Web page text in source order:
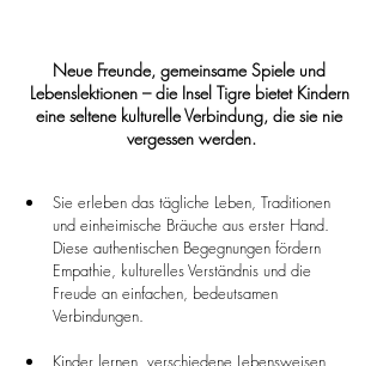
Neue Freunde, gemeinsame Spiele und
Lebenslektionen – die Insel Tigre bietet Kindern
eine seltene kulturelle Verbindung, die sie nie
vergessen werden.
Sie erleben das tägliche Leben, Traditionen
und einheimische Bräuche aus erster Hand.
Diese authentischen Begegnungen fördern
Empathie, kulturelles Verständnis und die
Freude an einfachen, bedeutsamen
Verbindungen.
Kinder lernen, verschiedene Lebensweisen